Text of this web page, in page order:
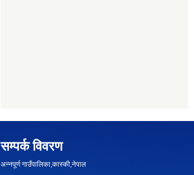
सम्पर्क विवरण
अन्नपूर्ण गाउँपालिका,कास्की,नेपाल